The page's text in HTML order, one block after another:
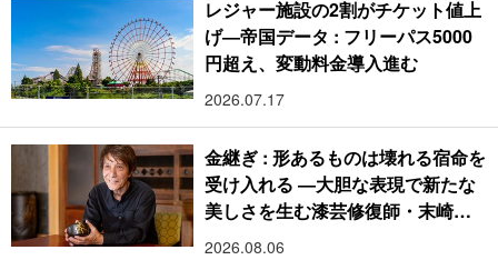
レジャー施設の2割がチケット値上
げ―帝国データ : フリーパス5000
円超え、変動料金導入進む
2026.07.17
金継ぎ : 形あるものは壊れる宿命を
受け入れる ―大胆な表現で新たな
美しさを生む漆芸修復師・末崎広
樹
2026.08.06